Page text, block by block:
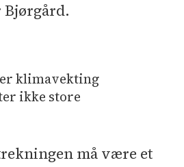
klimavekting
ikke store
må være et